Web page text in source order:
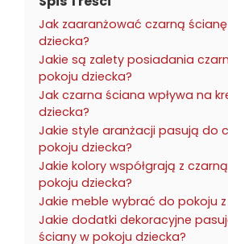
Jak zaaranżować czarną
dziecka?
Jakie są zalety posiadania
pokoju dziecka?
Jak czarna ściana wpływa na
dziecka?
Jakie style aranżacji pasują do
pokoju dziecka?
Jakie kolory współgrają z
pokoju dziecka?
Jakie meble wybrać do pokoju
Jakie dodatki dekoracyjne
ściany w pokoju dziecka?